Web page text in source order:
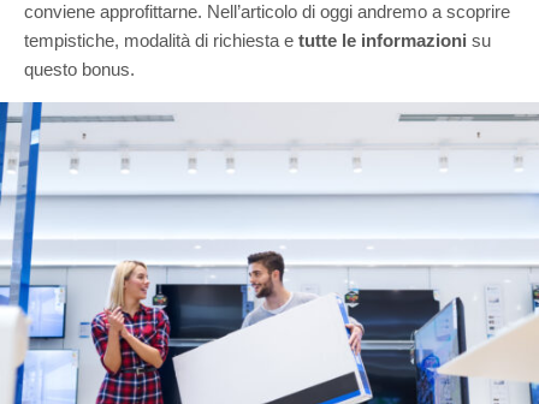
conviene approfittarne. Nell’articolo di oggi andremo a scoprire
tempistiche, modalità di richiesta e tutte le informazioni su
questo bonus.